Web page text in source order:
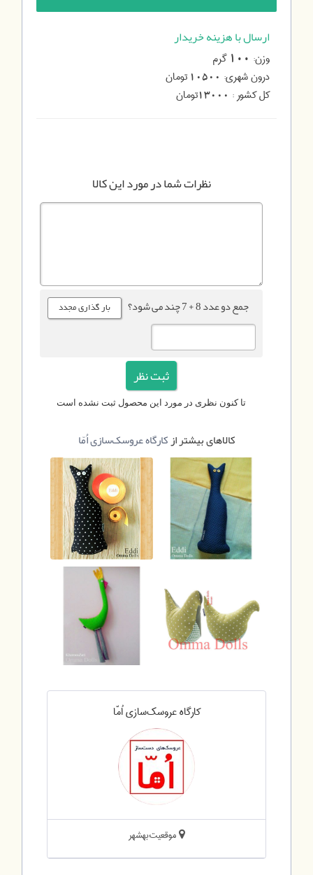
ارسال با هزینه خریدار
وزن:
گرم
درون شهری: 10500 تومان
کل کشور : 13000تومان
نظرات شما در مورد این کالا
جمع دو عدد 8 + 7 چند می شود؟
تا کنون نظری در مورد این محصول ثبت نشده است
کالاهای بیشتر ازکارگاه عروسک‌سازی اُمّا
کارگاه عروسک‌سازی اُمّا
موقعیت:بهشهر